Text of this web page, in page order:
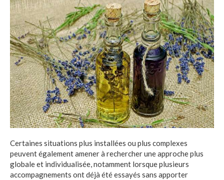
Certaines situations plus installées ou plus complexes
peuvent également amener à rechercher une approche plus
globale et individualisée, notamment lorsque plusieurs
accompagnements ont déjà été essayés sans apporter